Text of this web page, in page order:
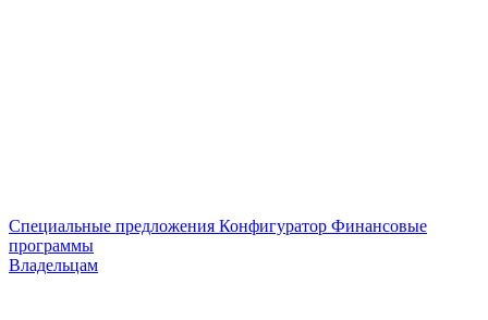
Специальные предложения Конфигуратор Финансовые
программы
Владельцам